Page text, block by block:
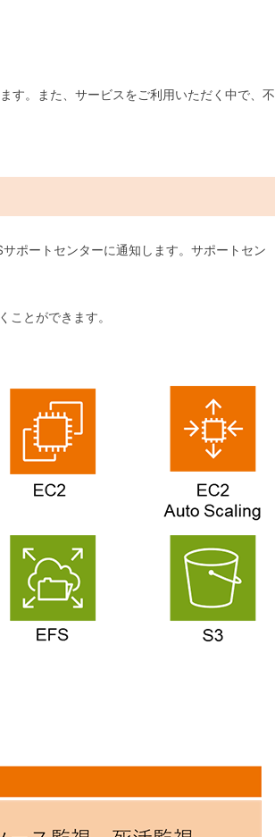
す。また、サービスをご利用いただく中で、不
ポートセンターに通知します。サポートセン
とができます。